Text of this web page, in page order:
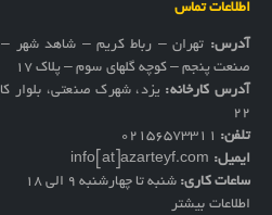
اطلاعات تماس
آدرس: تهران – رباط کریم – شاهد شهر
صنعت پنجم – کوچه گلهای سوم – پلاک 17
آدرس کارخانه:
۲۲
تلفن: 02156573311
ایمیل: info[at]azarteyf.com
ساعات کاری: شنبه تا چهارشنبه 9 الی 18
اطلاعات بیشتر